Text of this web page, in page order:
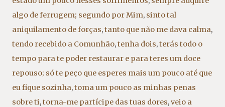
algo de ferrugem; segundo por Mim, sinto tal
aniquilamento de forças,tanto que não me dava calma,
tendo recebido a Comunhão,tenha dois,terás todo o
tempo para te poder restaurar e para teres um doce
repouso; só te peço que esperes mais um pouco até que
eu fique sozinha,toma um pouco as minhas penas
sobre ti,torna-me partícipe das tuas dores,veio a